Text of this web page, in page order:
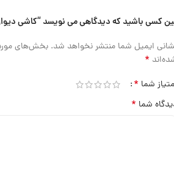
کسی باشید که دیدگاهی می نویسد “کاشی دیوار مدل ۶۰×۲۰
ایمیل شما منتشر نخواهد شد. بخش‌های
*
شما *
شما *